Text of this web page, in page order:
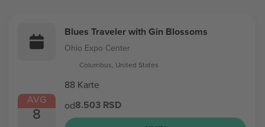
AVG
8
Blues Traveler with Gin Blossoms
Ohio Expo Center
Columbus, United States
88 Karte
od8.503 RSD